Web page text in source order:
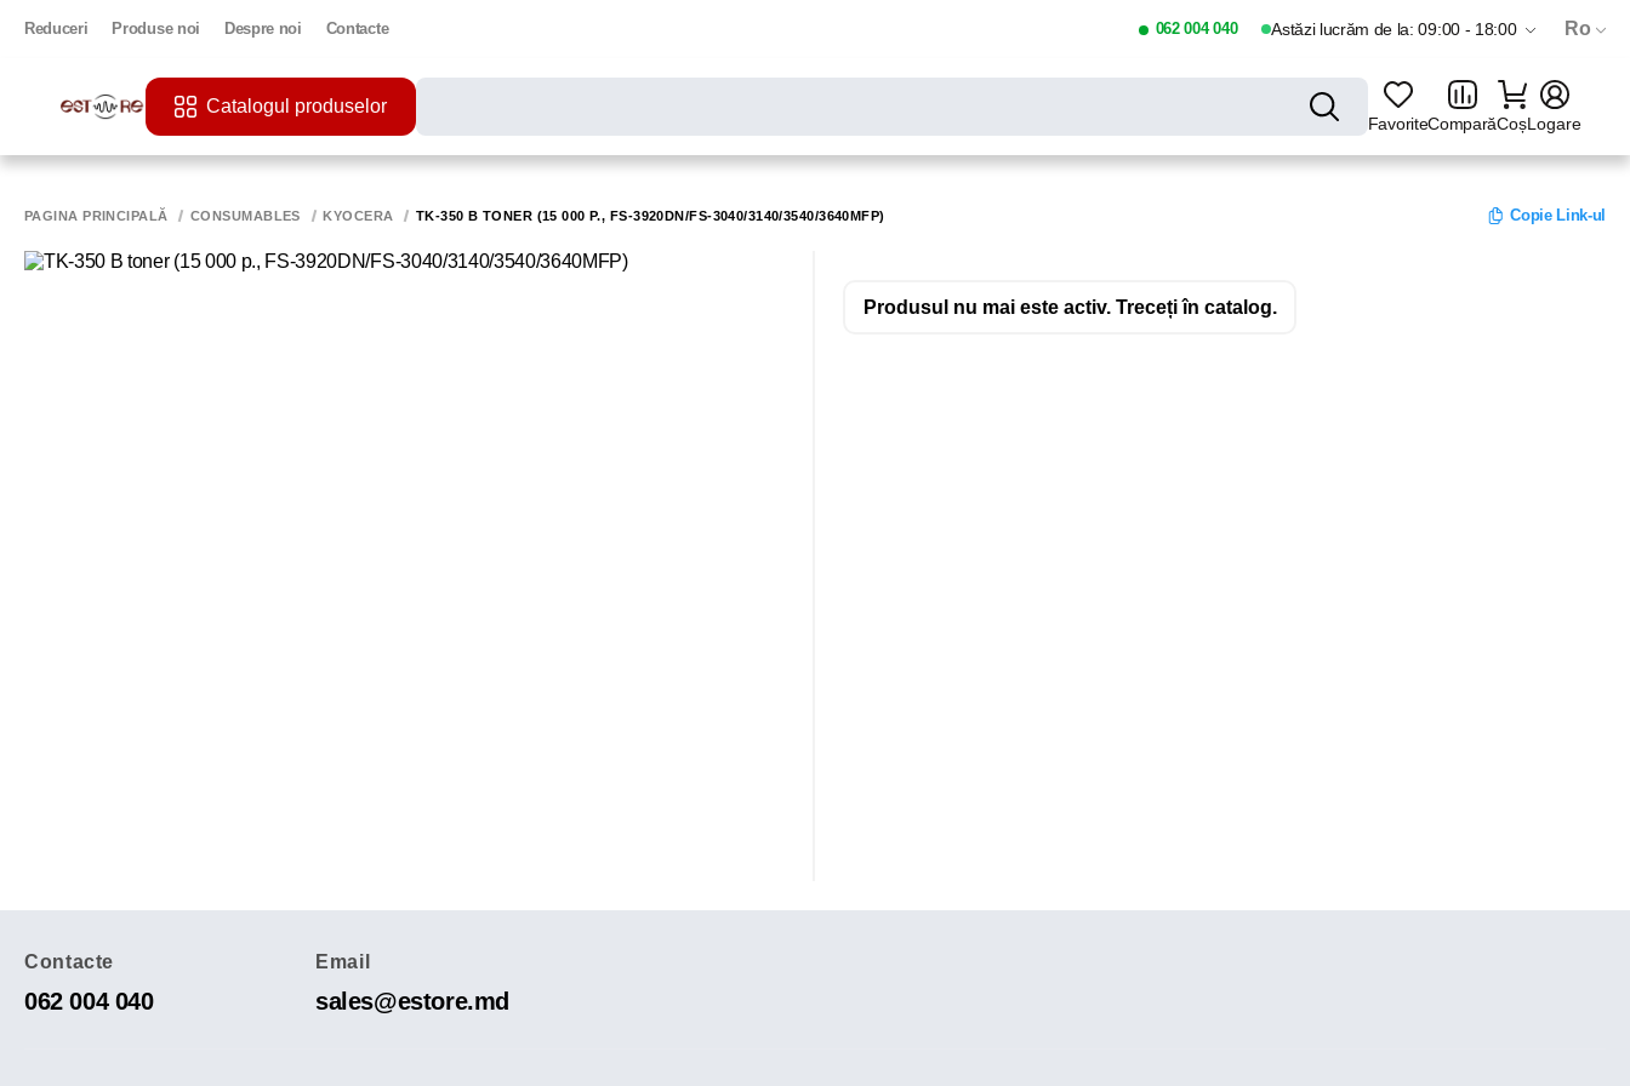
Reduceri Produse noi Despre noi Contacte 062 004 040 Astăzi lucrăm de la: 09:00 - 18:00 Ro
Catalogul produselor
FavoriteComparăCoșLogare
PAGINA PRINCIPALĂ CONSUMABLES KYOCERA TK-350 B TONER (15 000 P., FS-3920DN/FS-3040/3140/3540/3640MFP) Copie Link-ul
Produsul nu mai este activ. Treceți în catalog.
Contacte
062 004 040
Email
sales@estore.md